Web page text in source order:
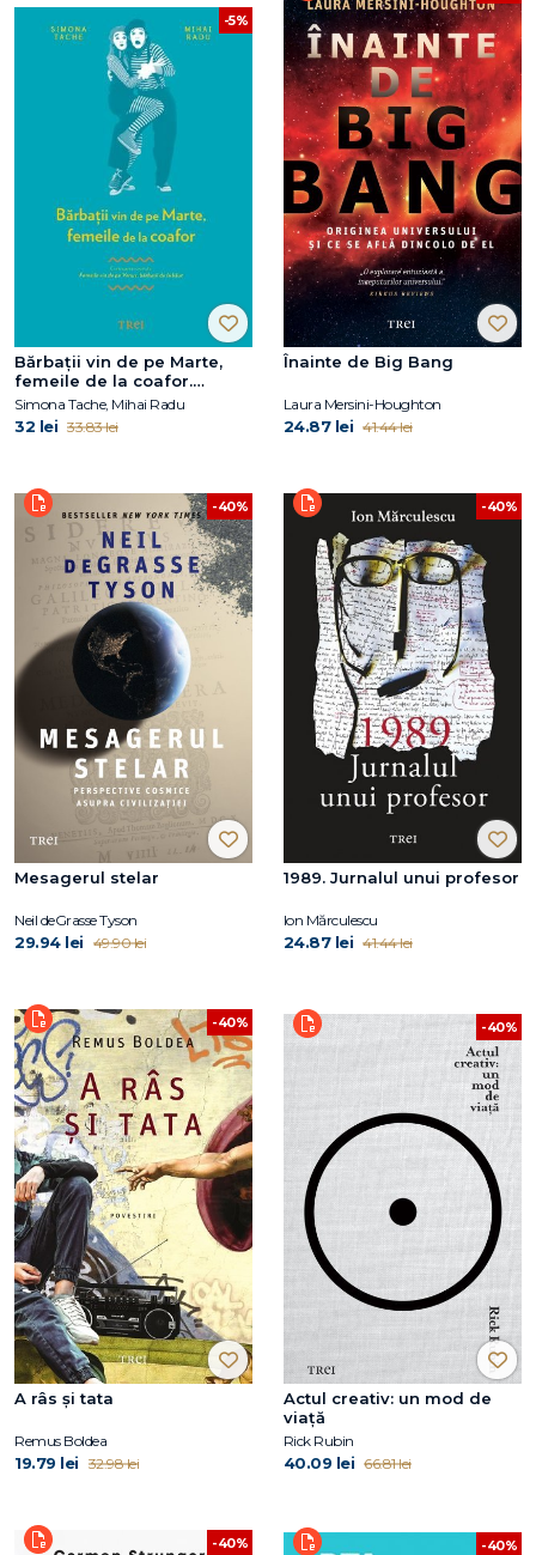
-5%
Bărbaţii vin de pe Marte,
femeile de la coafor.
Continuarea volumului
Femeile vin de pe Venus,
bărbaţii de la băut
Simona Tache, Mihai Radu
32 lei 33.83 lei
Înainte de Big Bang
Laura Mersini-Houghton
24.87 lei 41.44 lei
-40%
Mesagerul stelar
Neil deGrasse Tyson
29.94 lei 49.90 lei
-40%
1989. Jurnalul unui profesor
Ion Mărculescu
24.87 lei 41.44 lei
-40%
A râs și tata
Remus Boldea
19.79 lei 32.98 lei
-40%
Actul creativ: un mod de
viață
Rick Rubin
40.09 lei 66.81 lei
-40% -40%